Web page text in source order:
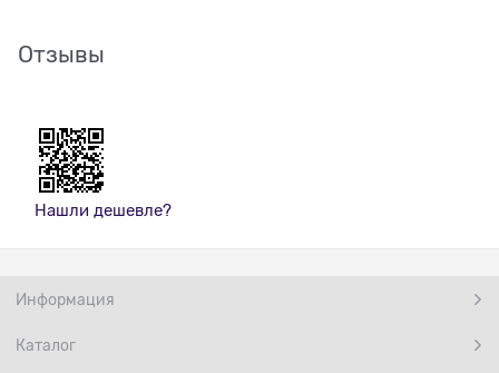
Отзывы
Нашли дешевле?
Информация
Каталог